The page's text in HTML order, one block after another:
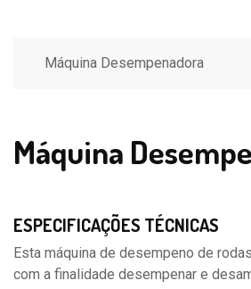
Máquina Desempenadora
Máquina
ESPECIFICAÇÕES TÉCNICAS
Esta máquina de desempeno de
com a finalidade desempenar e